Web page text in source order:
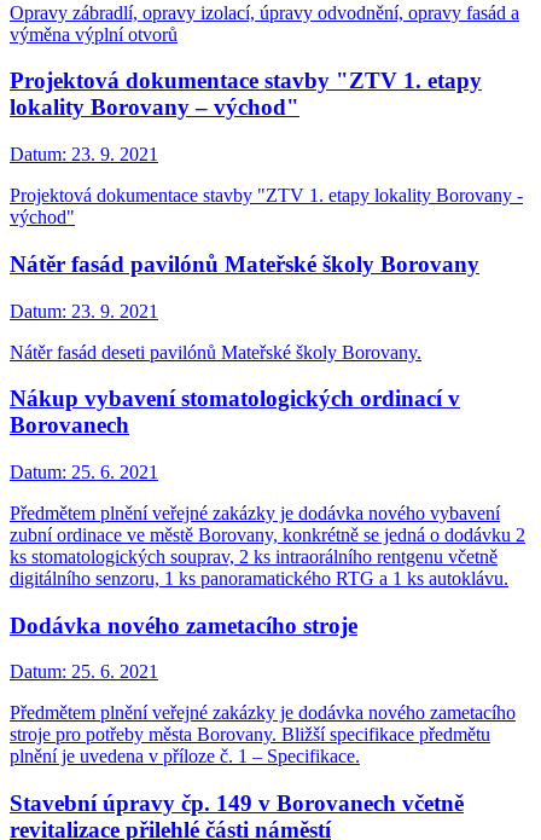
Opravy zábradlí, opravy izolací, úpravy odvodnění, opravy fasád a
výměna výplní otvorů
Projektová dokumentace stavby "ZTV 1. etapy
lokality Borovany – východ"
Datum: 23. 9. 2021
Projektová dokumentace stavby "ZTV 1. etapy lokality Borovany -
východ"
Nátěr fasád pavilónů Mateřské školy Borovany
Datum: 23. 9. 2021
Nátěr fasád deseti pavilónů Mateřské školy Borovany.
Nákup vybavení stomatologických ordinací v
Borovanech
Datum: 25. 6. 2021
Předmětem plnění veřejné zakázky je dodávka nového vybavení
zubní ordinace ve městě Borovany, konkrétně se jedná o dodávku 2
ks stomatologických souprav, 2 ks intraorálního rentgenu včetně
digitálního senzoru, 1 ks panoramatického RTG a 1 ks autoklávu.
Dodávka nového zametacího stroje
Datum: 25. 6. 2021
Předmětem plnění veřejné zakázky je dodávka nového zametacího
stroje pro potřeby města Borovany. Bližší specifikace předmětu
plnění je uvedena v příloze č. 1 – Specifikace.
Stavební úpravy čp. 149 v Borovanech včetně
revitalizace přilehlé části náměstí